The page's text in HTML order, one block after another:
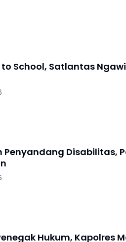
to School, Satlantas
Penyandang Disabilitas,
Hukum, Kapolres